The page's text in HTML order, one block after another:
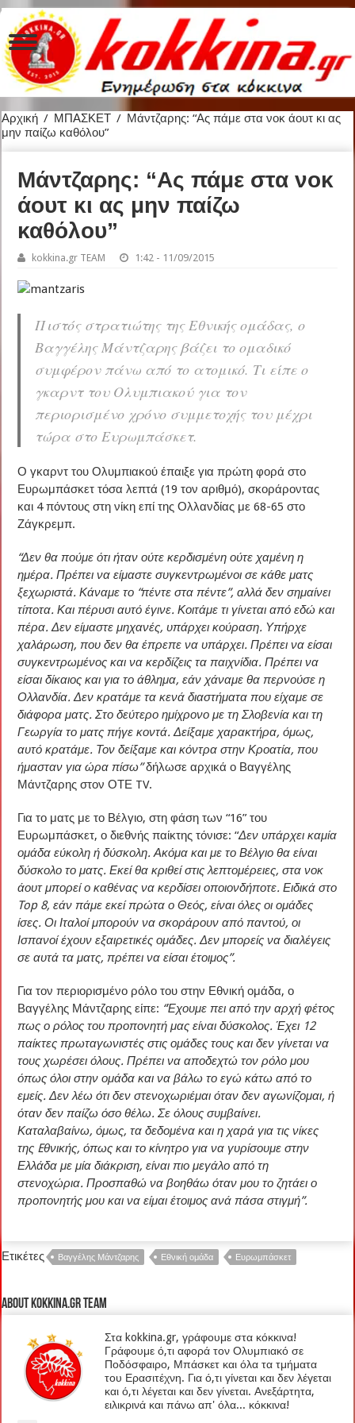
Αρχική / ΜΠΑΣΚΕΤ / Μάντζαρης: “Ας πάμε στα νοκ άουτ κι ας
μην παίζω καθόλου”
Μάντζαρης: “Ας πάμε στα νοκ
άουτ κι ας μην παίζω
καθόλου”
kokkina.gr TEAM 1:42 - 11/09/2015
Πιστός στρατιώτης της Εθνικής ομάδας, ο
Βαγγέλης Μάντζαρης βάζει το ομαδικό
συμφέρον πάνω από το ατομικό. Τι είπε ο
γκαρντ του Ολυμπιακού για τον
περιορισμένο χρόνο συμμετοχής του μέχρι
τώρα στο Ευρωμπάσκετ.
Ο γκαρντ του Ολυμπιακού έπαιξε για πρώτη φορά στο
Ευρωμπάσκετ τόσα λεπτά (19 τον αριθμό), σκοράροντας
και 4 πόντους στη νίκη επί της Ολλανδίας με 68-65 στο
Ζάγκρεμπ.
“Δεν θα πούμε ότι ήταν ούτε κερδισμένη ούτε χαμένη η
ημέρα. Πρέπει να είμαστε συγκεντρωμένοι σε κάθε ματς
ξεχωριστά. Κάναμε το “πέντε στα πέντε”, αλλά δεν σημαίνει
τίποτα. Και πέρυσι αυτό έγινε. Κοιτάμε τι γίνεται από εδώ και
πέρα. Δεν είμαστε μηχανές, υπάρχει κούραση. Υπήρχε
χαλάρωση, που δεν θα έπρεπε να υπάρχει. Πρέπει να είσαι
συγκεντρωμένος και να κερδίζεις τα παιχνίδια. Πρέπει να
είσαι δίκαιος και για το άθλημα, εάν χάναμε θα περνούσε η
Ολλανδία. Δεν κρατάμε τα κενά διαστήματα που είχαμε σε
διάφορα ματς. Στο δεύτερο ημίχρονο με τη Σλοβενία και τη
Γεωργία το ματς πήγε κοντά. Δείξαμε χαρακτήρα, όμως,
αυτό κρατάμε. Τον δείξαμε και κόντρα στην Κροατία, που
ήμασταν για ώρα πίσω”δήλωσε αρχικά ο Βαγγέλης
Μάντζαρης στον ΟΤΕ TV.
Για το ματς με το Βέλγιο, στη φάση των “16” του
Ευρωμπάσκετ, ο διεθνής παίκτης τόνισε: “Δεν υπάρχει καμία
ομάδα εύκολη ή δύσκολη. Ακόμα και με το Βέλγιο θα είναι
δύσκολο το ματς. Εκεί θα κριθεί στις λεπτομέρειες, στα νοκ
άουτ μπορεί ο καθένας να κερδίσει οποιονδήποτε. Ειδικά στο
Top 8, εάν πάμε εκεί πρώτα ο Θεός, είναι όλες οι ομάδες
ίσες. Οι Ιταλοί μπορούν να σκοράρουν από παντού, οι
Ισπανοί έχουν εξαιρετικές ομάδες. Δεν μπορείς να διαλέγεις
σε αυτά τα ματς, πρέπει να είσαι έτοιμος”.
Για τον περιορισμένο ρόλο του στην Εθνική ομάδα, ο
Βαγγέλης Μάντζαρης είπε: “Έχουμε πει από την αρχή φέτος
πως ο ρόλος του προπονητή μας είναι δύσκολος. Έχει 12
παίκτες πρωταγωνιστές στις ομάδες τους και δεν γίνεται να
τους χωρέσει όλους. Πρέπει να αποδεχτώ τον ρόλο μου
όπως όλοι στην ομάδα και να βάλω το εγώ κάτω από το
εμείς. Δεν λέω ότι δεν στενοχωριέμαι όταν δεν αγωνίζομαι, ή
όταν δεν παίζω όσο θέλω. Σε όλους συμβαίνει.
Καταλαβαίνω, όμως, τα δεδομένα και η χαρά για τις νίκες
της Eθνικής, όπως και το κίνητρο για να γυρίσουμε στην
Ελλάδα με μία διάκριση, είναι πιο μεγάλο από τη
στενοχώρια. Προσπαθώ να βοηθάω όταν μου το ζητάει ο
προπονητής μου και να είμαι έτοιμος ανά πάσα στιγμή”.
Ετικέτες Βαγγέλης Μάντζαρης Εθνική ομάδα Ευρωμπάσκετ
About kokkina.gr TEAM
Στα kokkina.gr, γράφουμε στα κόκκινα!
Γράφουμε ό,τι αφορά τον Ολυμπιακό σε
Ποδόσφαιρο, Μπάσκετ και όλα τα τμήματα
του Ερασιτέχνη. Για ό,τι γίνεται και δεν λέγεται
και ό,τι λέγεται και δεν γίνεται. Ανεξάρτητα,
ειλικρινά και πάνω απ' όλα... κόκκινα!